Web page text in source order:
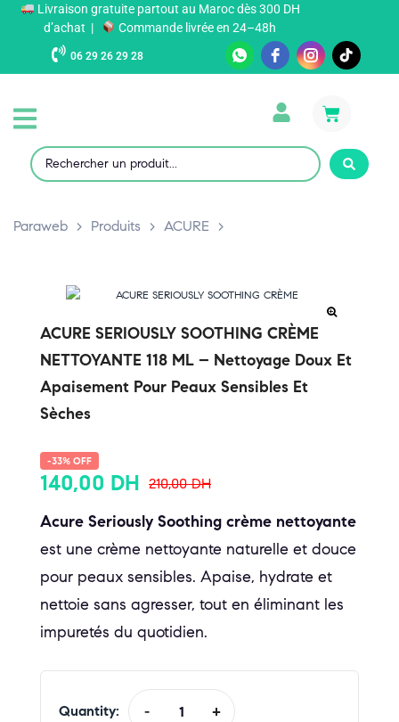
Livraison gratuite partout au Maroc dès 300 DH
d’achat |
Commande livrée en 24–48h
06 29 26 29 28
Paraweb > Produits > ACURE >
ACURE SERIOUSLY SOOTHING CRÈME
NETTOYANTE 118 ML – Nettoyage Doux Et
Apaisement Pour Peaux Sensibles Et
Sèches
-33% OFF
210,00DH
140,00 DH
Acure Seriously Soothing crème nettoyante
est une crème nettoyante naturelle et douce
pour peaux sensibles. Apaise, hydrate et
nettoie sans agresser, tout en éliminant les
impuretés du quotidien.
Quantity: - +